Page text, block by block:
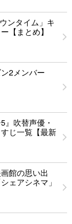
ンタイム」キ
【まとめ】
2メンバー
』吹替声優・
じ一覧【最新
館の思い出
ェアシネマ」